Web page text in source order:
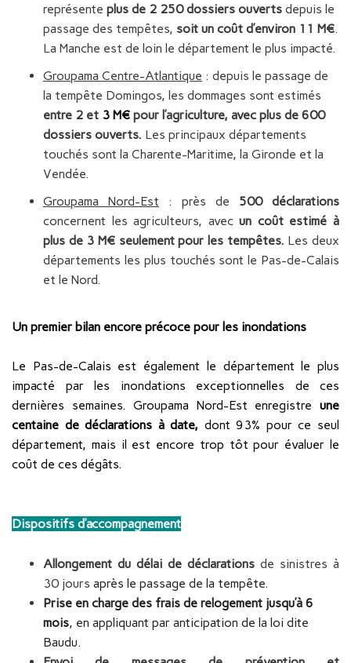
représente plus de 2 250 dossiers ouverts depuis le
passage des tempêtes, soit un coût d’environ 11 M€.
La Manche est de loin le département le plus impacté.
Groupama Centre-Atlantique : depuis le passage de
la tempête Domingos, les dommages sont estimés
entre 2 et 3 M€ pour l’agriculture, avec plus de 600
dossiers ouverts. Les principaux départements
touchés sont la Charente-Maritime, la Gironde et la
Vendée.
Groupama Nord-Est : près de 500 déclarations
concernent les agriculteurs, avecun coût estimé à
plus de 3 M€ seulement pour les tempêtes. Les deux
départements les plus touchés sont le Pas-de-Calais
et le Nord.
Un premier bilan encore précoce pour les inondations
Le Pas-de-Calais est également le département le plus
impacté par les inondations exceptionnelles de ces
dernières semaines. Groupama Nord-Est enregistre une
centaine de déclarations à date, dont 93% pour ce seul
département, mais il est encore trop tôt pour évaluer le
coût de ces dégâts.
Dispositifs d’accompagnement
Allongement du délai de déclarations de sinistres à
30 jours après le passage de la tempête.
Prise en charge des frais de relogement jusqu’à 6
mois, en appliquant par anticipation de la loi dite
Baudu.